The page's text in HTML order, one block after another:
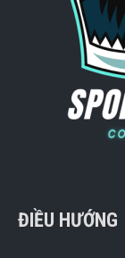
ĐIỀU HƯỚNG